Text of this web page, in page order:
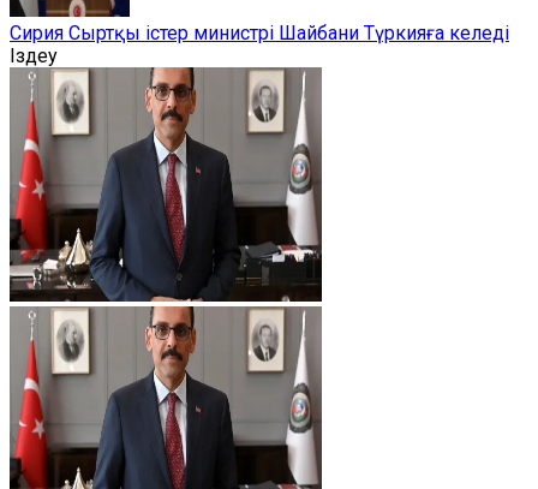
Сирия Сыртқы істер министрі Шайбани Түркияға келеді
Іздеу